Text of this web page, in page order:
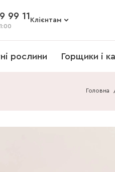
99 11 Клієнтам
рослини Горщики і
Головна